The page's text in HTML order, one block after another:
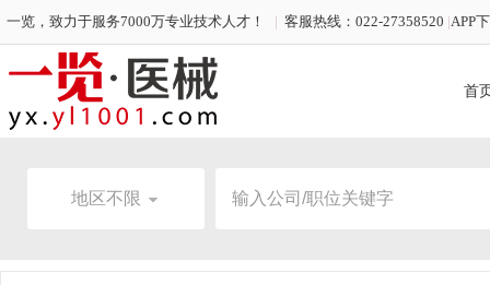
一览，致力于服务7000万专业技术人才！ | 客服热线：022-27358520 |APP
首
地区不限